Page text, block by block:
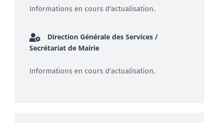
Informations en cours d'actualisation.
Direction Générale des Services /
Secrétariat de Mairie
Informations en cours d'actualisation.